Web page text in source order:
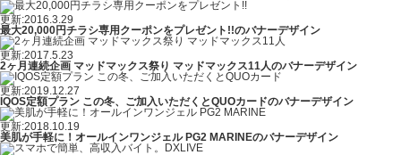
更新:2016.3.29
最大20,000円チラシ専用クーポンをプレゼント!!のバナーデザイン
更新:2017.5.23
2ヶ月連続企画 マッドマックス祭り マッドマックス11人のバナーデザイン
更新:2019.12.27
IQOS定額プラン この冬、ご加入いただくとQUOカードのバナーデザイン
更新:2018.10.19
美肌が手軽に！オールインワンジェル PG2 MARINEのバナーデザイン